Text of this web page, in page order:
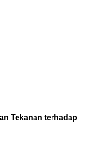
Tekanan terhadap